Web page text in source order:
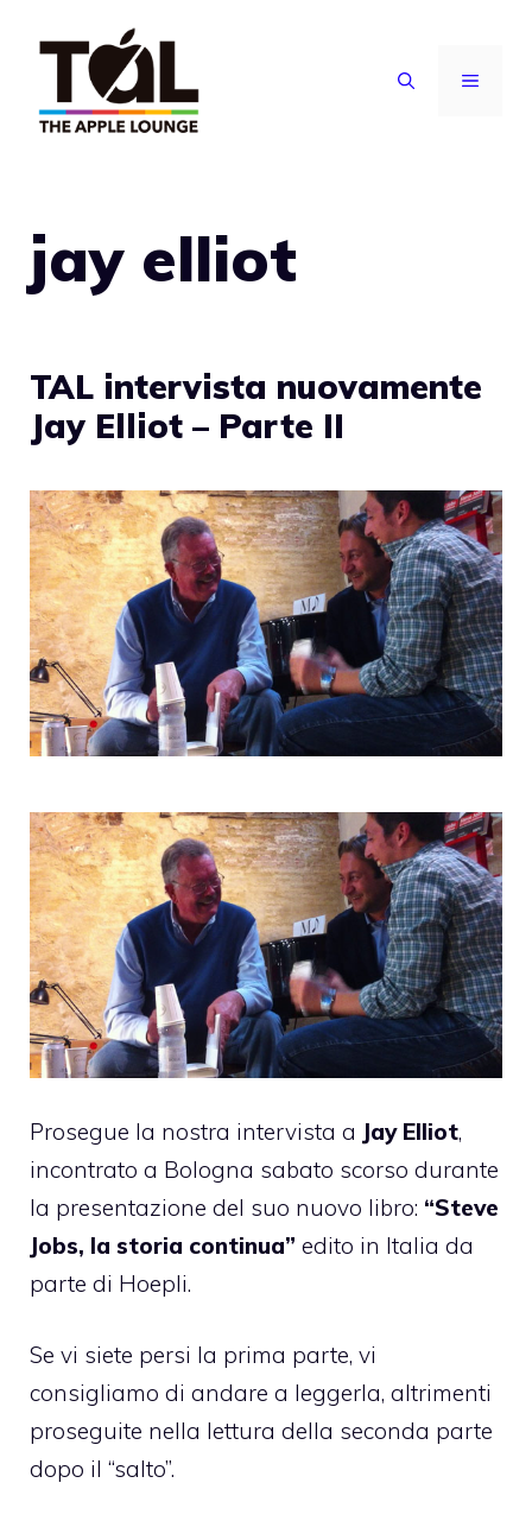
contenuto
MENU
jay elliot
TAL intervista nuovamente
Jay Elliot – Parte II
Prosegue la nostra intervista a Jay Elliot,
incontrato a Bologna sabato scorso durante
la presentazione del suo nuovo libro: “Steve
Jobs, la storia continua” edito in Italia da
parte di Hoepli.
Se vi siete persi la prima parte, vi
consigliamo di andare a leggerla, altrimenti
proseguite nella lettura della seconda parte
dopo il “salto”.